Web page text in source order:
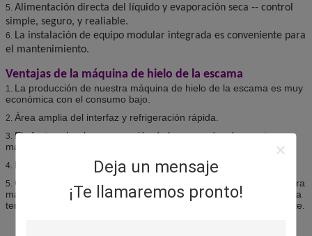
Deja un mensaje
¡Te llamaremos pronto!
5. Alimentación directa del líquido y evaporación seca -- control
simple, seguro, y realiable.
6. La instalación de equipo modular integrada es conveniente para
el mantenimiento.
Ventajas de la máquina de hielo de la escama
1. La producción de nuestra máquina de hielo de la escama es muy
económica con el consumo bajo.
2. Área amplia del interfaz y refrigeración rápida.
3. El efecto sobre la preservación de los pescados de nuestra
máquina de hielo de la escama es realmente excelente.
4. Mezcle a fondo.
5. Como la propiedad seca, el hielo de la escama hecho por nuestra
máquina de hielo de la escama es duro de pegarse durante la baja
temperatura, tan convinient para el almacenamiento y el transporte.